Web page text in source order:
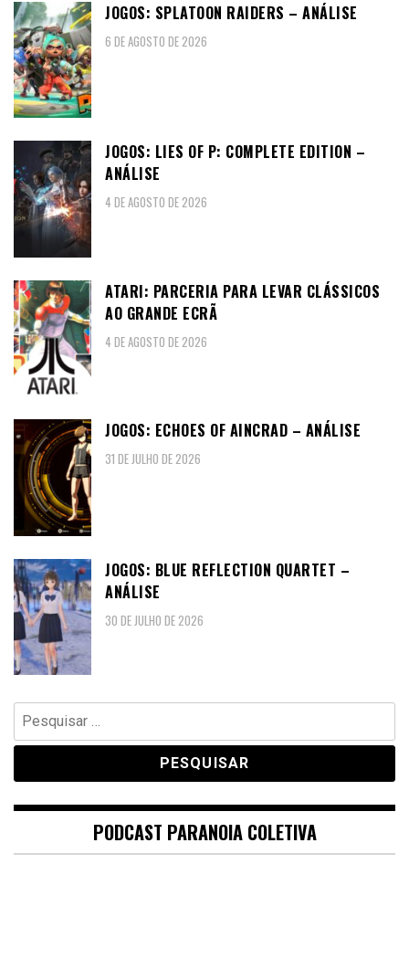
JOGOS: SPLATOON RAIDERS – ANÁLISE
6 DE AGOSTO DE 2026
JOGOS: LIES OF P: COMPLETE EDITION –
ANÁLISE
4 DE AGOSTO DE 2026
ATARI: PARCERIA PARA LEVAR CLÁSSICOS
AO GRANDE ECRÃ
4 DE AGOSTO DE 2026
JOGOS: ECHOES OF AINCRAD – ANÁLISE
31 DE JULHO DE 2026
JOGOS: BLUE REFLECTION QUARTET –
ANÁLISE
30 DE JULHO DE 2026
Pesquisar
por:
PODCAST PARANOIA COLETIVA